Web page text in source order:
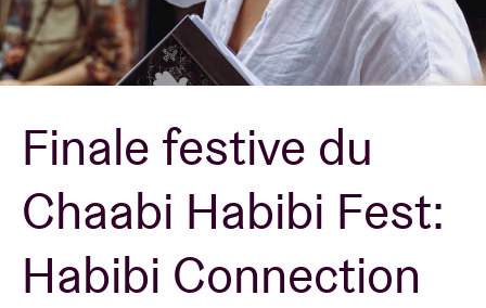
Location de salles
BRDCST
ABtv
Chèque-concert
Finale festive du
Chaabi Habibi Fest:
Habibi Connection